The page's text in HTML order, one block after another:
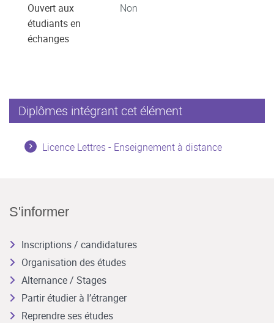
Ouvert aux
étudiants en
échanges
Non
Diplômes intégrant cet élément
Licence Lettres - Enseignement à distance
S'informer
Inscriptions / candidatures
Organisation des études
Alternance / Stages
Partir étudier à l’étranger
Reprendre ses études